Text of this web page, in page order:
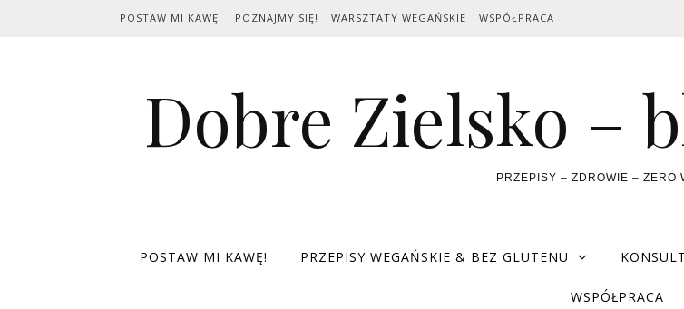
POSTAW MI KAWĘ! POZNAJMY SIĘ! WARSZTATY WEGAŃSKIE WSPÓŁPRACA
Dobre Zielsko –
PRZEPISY – ZDROWIE – ZERO
POSTAW MI KAWĘ! PRZEPISY WEGAŃSKIE & BEZ GLUTENU
WSPÓŁPRACA